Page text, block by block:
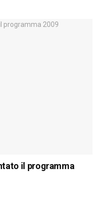
il programma